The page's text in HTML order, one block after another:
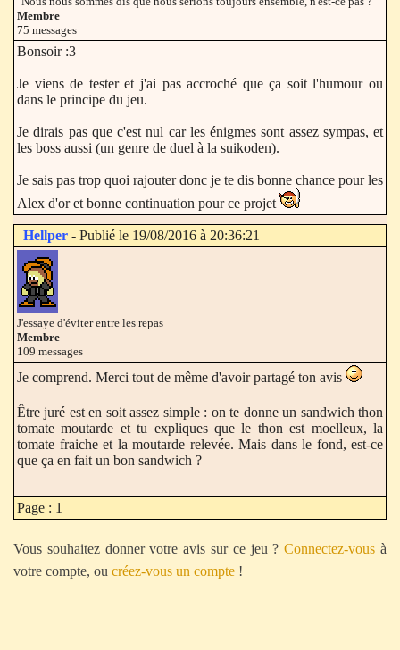
Page : 1
Membre
75 messages
Bonsoir :3
Je viens de tester et j'ai pas accroché que ça soit l'humour ou
dans le principe du jeu.
Je dirais pas que c'est nul car les énigmes sont assez sympas, et
les boss aussi (un genre de duel à la suikoden).
Je sais pas trop quoi rajouter donc je te dis bonne chance pour les
Alex d'or et bonne continuation pour ce projet
Hellper - Publié le 19/08/2016 à 20:36:21
J'essaye d'éviter entre les repas
Membre
109 messages
Je comprend. Merci tout de même d'avoir partagé ton avis
Être juré est en soit assez simple : on te donne un sandwich thon
tomate moutarde et tu expliques que le thon est moelleux, la
tomate fraiche et la moutarde relevée. Mais dans le fond, est-ce
que ça en fait un bon sandwich ?
Vous souhaitez donner votre avis sur ce jeu ?Connectez-vous à
votre compte, ou créez-vous un compte !